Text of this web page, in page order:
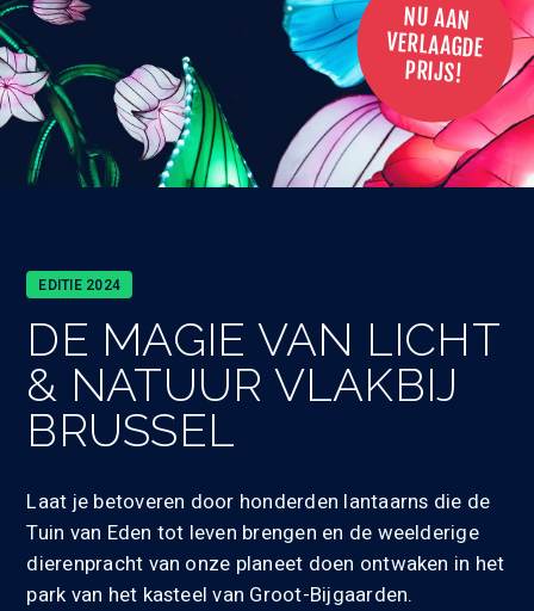
NU AAN
VERLAAGDE
PRIJS!
EDITIE 2024
DE MAGIE VAN LICHT
& NATUUR VLAKBIJ
BRUSSEL
Laat je betoveren door honderden lantaarns die de
Tuin van Eden tot leven brengen en de weelderige
dierenpracht van onze planeet doen ontwaken in het
park van het kasteel van Groot-Bijgaarden.